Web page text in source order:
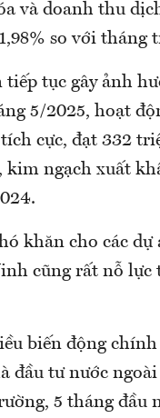
và doanh thu
so với tháng
tục gây ảnh
5/2025, hoạt
cực, đạt 332
ngạch xuất
khăn cho các
cũng rất nỗ lực
biến động
đầu tư nước
5 tháng đầu